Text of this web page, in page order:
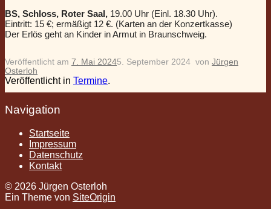
BS, Schloss, Roter Saal, 19.00 Uhr (Einl. 18.30 Uhr).
Eintritt: 15 €; ermäßigt 12 €. (Karten an der Konzertkasse)
Der Erlös geht an Kinder in Armut in Braunschweig.
Veröffentlicht am 7. Mai 20245. September 2024 von Jürgen
Osterloh
Veröffentlicht in Termine.
Navigation
Startseite
Impressum
Datenschutz
Kontakt
© 2026 Jürgen Osterloh
Ein Theme von SiteOrigin